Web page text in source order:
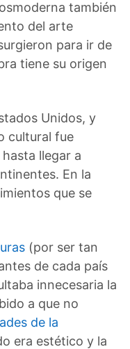
también
del arte
para ir de
tiene su origen
Unidos, y
cultural fue
llegar a
En la
que se
(por ser tan
de cada país
innecesaria la
a que no
de la
era estético y la